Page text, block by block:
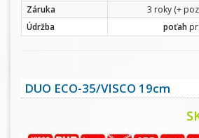
Záruka
3 roky (+
Údržba
poťah
DUO ECO-35/VISCO 19cm